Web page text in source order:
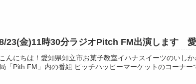
23(金)11時30分ラジオPitch FM出演します
こんにちは！愛知県知立市お菓子教室イハナスイーツのいし
局「Pith FM」内の番組 ピッチハッピーマーケットのコーナー